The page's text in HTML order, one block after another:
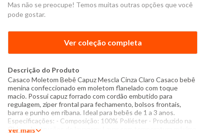
Mas não se preocupe! Temos muitas outras opções que você
pode gostar.
Ver coleção completa
Descrição do Produto
Casaco Moletom Bebê Capuz Mescla Cinza Claro Casaco bebê
menina confeccionado em moletom flanelado com toque
macio. Possui capuz forrado com cordão embutido para
regulagem, zíper frontal para fechamento, bolsos frontais,
barra e punho em ribana. Ideal para bebês de 1 a 3 anos.
Especificações: - Composição: 100% Poliéster - Produzido na
China - Instruções de lavagem: Lavar com temperatura máxima
Ver mais